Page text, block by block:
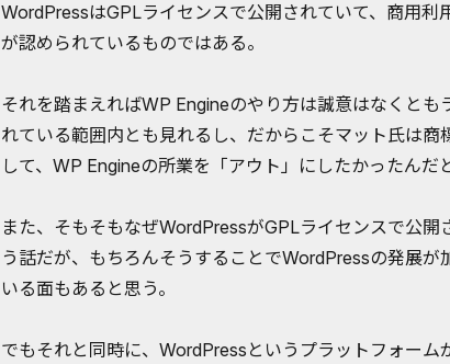
WordPressはGPLライセンスで公開されていて、商用利
が認められているものではある。
それを踏まえればWP Engineのやり方は誠意はなくとも
れている範囲内とも見れるし、だからこそマット氏は商
して、WP Engineの所業を「アウト」にしたかったんだ
また、そもそもなぜWordPressがGPLライセンスで公開
う話だが、もちろんそうすることでWordPressの発展が
いる面もあると思う。
でもそれと同時に、WordPressというプラットフォーム